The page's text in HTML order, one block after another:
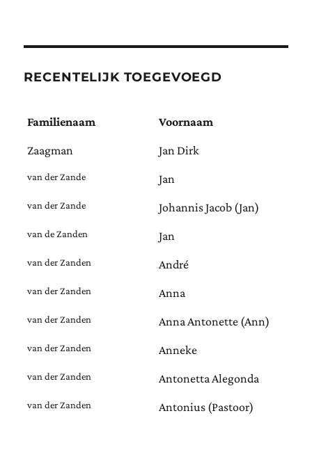
RECENTELIJK TOEGEVOEGD
Familienaam Voornaam
Zaagman Jan Dirk
van der Zande Jan
van der Zande Johannis Jacob (Jan)
van de Zanden Jan
van der Zanden André
van der Zanden Anna
van der Zanden Anna Antonette (Ann)
van der Zanden Anneke
van der Zanden Antonetta Alegonda
van der Zanden Antonius (Pastoor)